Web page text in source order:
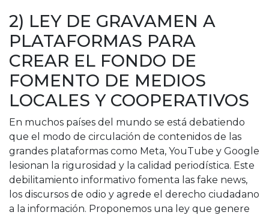
2) LEY DE GRAVAMEN A
PLATAFORMAS PARA
CREAR EL FONDO DE
FOMENTO DE MEDIOS
LOCALES Y COOPERATIVOS
En muchos países del mundo se está debatiendo
que el modo de circulación de contenidos de las
grandes plataformas como Meta, YouTube y Google
lesionan la rigurosidad y la calidad periodística. Este
debilitamiento informativo fomenta las fake news,
los discursos de odio y agrede el derecho ciudadano
a la información. Proponemos una ley que genere